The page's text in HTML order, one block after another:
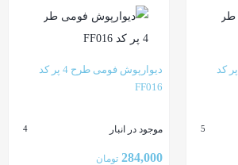
دیوارپوش فومی طرح 4 پر کد
5
دیوارپوش فومی طرح 4 پر کد
FF016
موجود در انبار 4
284,000 تومان